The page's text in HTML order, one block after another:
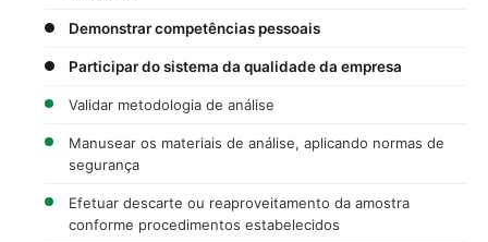
Demonstrar competências pessoais
Participar do sistema da qualidade da empresa
Validar metodologia de análise
Manusear os materiais de análise, aplicando normas de
segurança
Efetuar descarte ou reaproveitamento da amostra
conforme procedimentos estabelecidos